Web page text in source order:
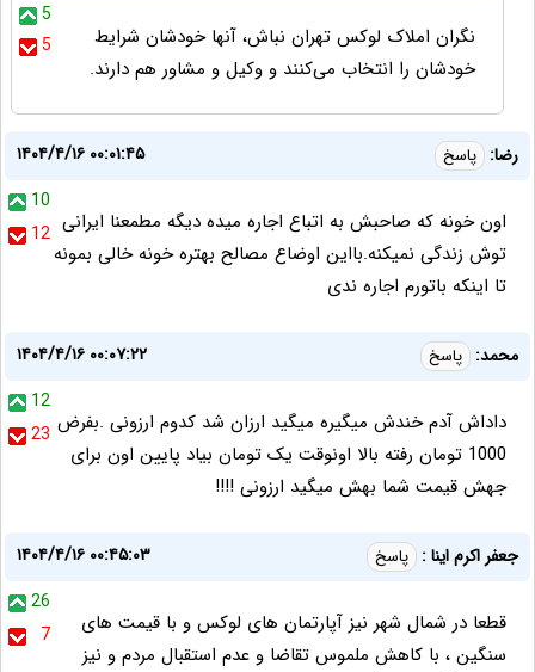
5
5
نگران املاک لوکس تهران نباش، آنها خودشان شرایط
خودشان را انتخاب می‌کنند و وکیل و مشاور هم دارند.
رضا: پاسخ
۱۴۰۴/۴/۱۶ ۰۰:۰۱:۴۵
10
12 اون خونه که صاحبش به اتباع اجاره میده دیگه مطمعنا ایرانی
توش زندگی نمیکنه.بااین اوضاع مصالح بهتره خونه خالی بمونه
تا اینکه باتورم اجاره ندی
محمد: پاسخ
۱۴۰۴/۴/۱۶ ۰۰:۰۷:۲۲
12
23 داداش آدم خندش میگیره میگید ارزان شد کدوم ارزونی .بفرض
1000 تومان رفته بالا اونوقت یک تومان بیاد پایین اون برای
جهش قیمت شما بهش میگید ارزونی !!!!
جعفر اکرم اینا : پاسخ
۱۴۰۴/۴/۱۶ ۰۰:۴۵:۰۳
26
7
قطعا در شمال شهر نیز آپارتمان های لوکس و با قیمت های
سنگین ، با کاهش ملموس تقاضا و عدم استقبال مردم و نیز